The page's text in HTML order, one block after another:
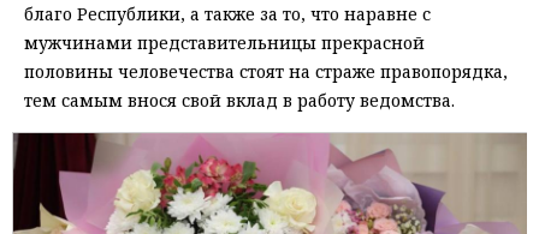
благо Республики, а также за то, что наравне с
мужчинами представительницы прекрасной
половины человечества стоят на страже правопорядка,
тем самым внося свой вклад в работу ведомства.